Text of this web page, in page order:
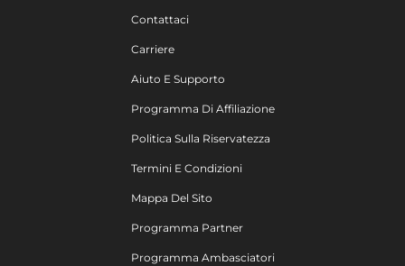
Contattaci
Carriere
Aiuto E Supporto
Programma Di Affiliazione
Politica Sulla Riservatezza
Termini E Condizioni
Mappa Del Sito
Programma Partner
Programma Ambasciatori